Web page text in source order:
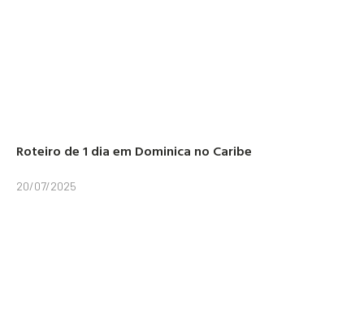
Roteiro de 1 dia em Dominica no Caribe
20/07/2025